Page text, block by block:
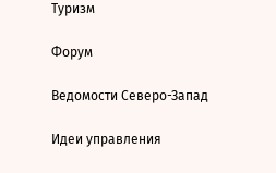
Туризм
Форум
Ведомости Северо-Запад
Идеи управления